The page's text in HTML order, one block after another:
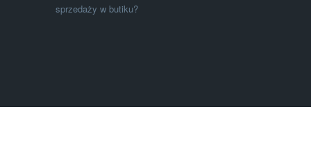
sprzedaży w butiku?